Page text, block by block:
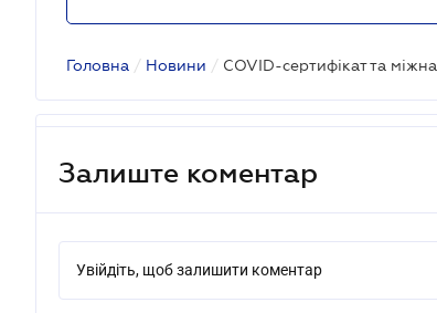
Головна / Новини /
Залиште коментар
Увійдіть, щоб залишити коментар